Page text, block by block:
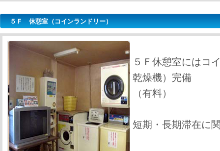
５Ｆ 休憩室（コインランドリー）
５Ｆ休憩室にはコ
乾燥機）完備
（有料）
短期・長期滞在に